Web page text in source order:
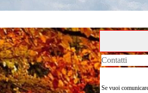
Contatti
Se vuoi